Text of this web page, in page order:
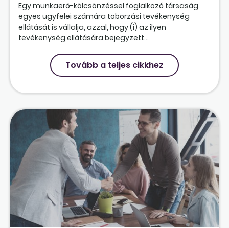
Egy munkaerő-kölcsönzéssel foglalkozó társaság
egyes ügyfelei számára toborzási tevékenység
ellátását is vállalja, azzal, hogy (i) az ilyen
tevékenység ellátására bejegyzett...
Tovább a teljes cikkhez